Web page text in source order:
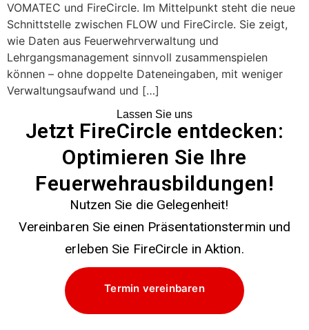
VOMATEC und FireCircle. Im Mittelpunkt steht die neue
Schnittstelle zwischen FLOW und FireCircle. Sie zeigt,
wie Daten aus Feuerwehrverwaltung und
Lehrgangsmanagement sinnvoll zusammenspielen
können – ohne doppelte Dateneingaben, mit weniger
Verwaltungsaufwand und […]
Lassen Sie uns
Jetzt FireCircle entdecken:
Optimieren Sie Ihre
Feuerwehrausbildungen!
Nutzen Sie die Gelegenheit!
Vereinbaren Sie einen Präsentationstermin und
erleben Sie FireCircle in Aktion.
Termin vereinbaren